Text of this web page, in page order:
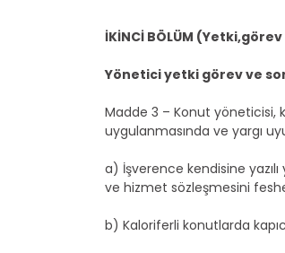
İKİNCİ BÖLÜM
Yönetici yetki görev ve
Madde 3 – Konut yöneticisi,
uygulanmasında ve yargı
a) İşverence kendisine
ve hizmet sözleşmesini
b) Kaloriferli konutlarda